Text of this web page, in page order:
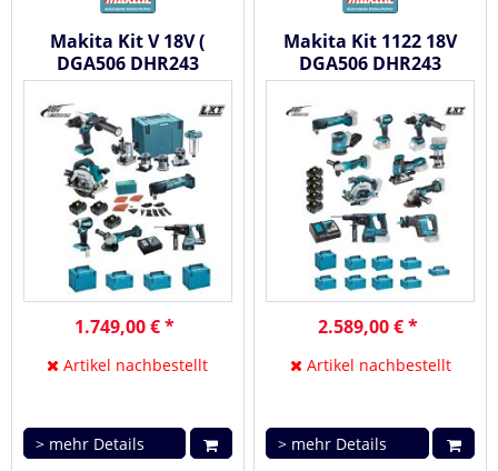
Makita Kit V 18V (
DGA506 DHR243
DHS680 DHP486
DTD153 DTM51...
1.749,00 € *
Artikel nachbestellt
> mehr Details
Makita Kit 1122 18V
DGA506 DHR243
DHS680 DHP486
DTD153 DJV181...
2.589,00 € *
Artikel nachbestellt
> mehr Details